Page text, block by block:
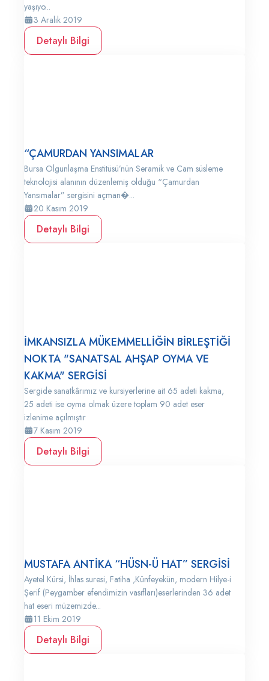
yaşıyo...
3 Aralık 2019
Detaylı Bilgi
“ÇAMURDAN YANSIMALAR
Bursa Olgunlaşma Enstitüsü’nün Seramik ve Cam süsleme
teknolojisi alanının düzenlemiş olduğu “Çamurdan
Yansımalar” sergisini açman�...
20 Kasım 2019
Detaylı Bilgi
İMKANSIZLA MÜKEMMELLİĞİN BİRLEŞTİĞİ
NOKTA "SANATSAL AHŞAP OYMA VE
KAKMA" SERGİSİ
Sergide sanatkârımız ve kursiyerlerine ait 65 adeti kakma,
25 adeti ise oyma olmak üzere toplam 90 adet eser
izlenime açılmıştır
7 Kasım 2019
Detaylı Bilgi
MUSTAFA ANTİKA “HÜSN-Ü HAT” SERGİSİ
Ayetel Kürsi, İhlas suresi, Fatiha ,Künfeyekün, modern Hilye-i
Şerif (Peygamber efendimizin vasıfları)eserlerinden 36 adet
hat eseri müzemizde...
11 Ekim 2019
Detaylı Bilgi